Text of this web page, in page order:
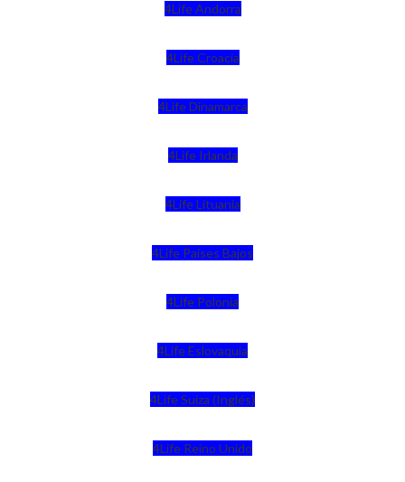
4Life Andorra
4Life Croacia
4Life Dinamarca
4Life Irlanda
4Life Lituania
4Life Paises Bajos
4Life Polonia
4Life Eslovaquia
4Life Suiza (Inglés)
4Life Reino Unido